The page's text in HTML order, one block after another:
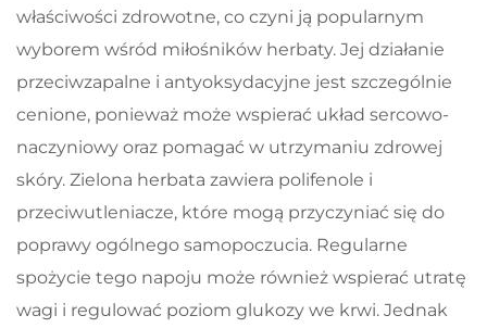
właściwości zdrowotne, co czyni ją popularnym
wyborem wśród miłośników herbaty. Jej działanie
przeciwzapalne i antyoksydacyjne jest szczególnie
cenione, ponieważ może wspierać układ sercowo-
naczyniowy oraz pomagać w utrzymaniu zdrowej
skóry. Zielona herbata zawiera polifenole i
przeciwutleniacze, które mogą przyczyniać się do
poprawy ogólnego samopoczucia. Regularne
spożycie tego napoju może również wspierać utratę
wagi i regulować poziom glukozy we krwi. Jednak